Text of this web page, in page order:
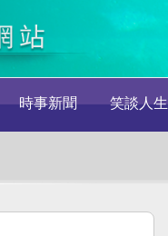
時事新聞 笑談人生